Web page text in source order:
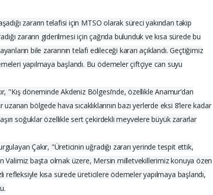
zararın telafisi için MTSO olarak süreci yakından takip
zararın giderilmesi için çağrıda bulunduk ve kısa sürede bu
bile zararının telafi edileceği kararı açıklandı. Geçtiğimiz
yapılmaya başlandı. Bu ödemeler çiftçiye can suyu
"Kış döneminde Akdeniz Bölgesi’nde, özellikle Anamur’dan
bölgede hava sıcaklıklarının bazı yerlerde eksi 8’lere kadar
soğuklar özellikle sert çekirdekli meyvelere büyük zararlar
Çakır, "Üreticinin uğradığı zararı yerinde tespit ettik,
Valimiz başta olmak üzere, Mersin milletvekillerimiz konuya özen
refleksiyle kısa sürede üreticilere ödemeler yapılmaya başlandı,